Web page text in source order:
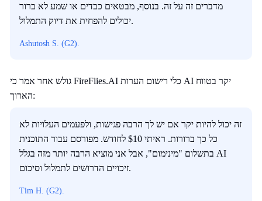
מדברים זה על זה. בנוסף, מבטאים כבדים או שמע לא ברור
יכולים להפחית את דיוק התמלול.
Ashutosh S. (G2).
גולש אחר אמר כי FireFlies.AI כלי רישום הערות AI יקר בטווח
הארוך:
זה יכול להיות יקר אם יש לך הרבה פגישות, ולפעמים העלויות לא
כל כך ברורות. ראיתי $10 לחודש. מפורסם עבור התוכנית
בתשלום "מינימום", אבל אני מוציא הרבה יותר מזה בגלל AI
זיכויים הדרושים לתמלול וסיכום.
Tim H. (G2).